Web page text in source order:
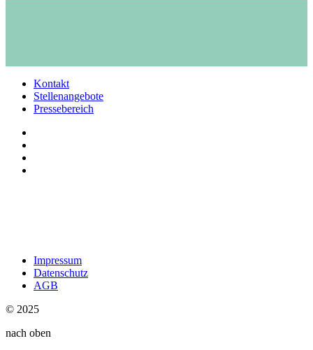
Kontakt
Stellenangebote
Pressebereich
Impressum
Datenschutz
AGB
© 2025
nach oben